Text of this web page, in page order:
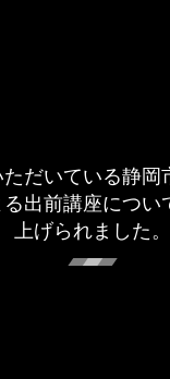
だいている静岡
出前講座につい
上げられました。